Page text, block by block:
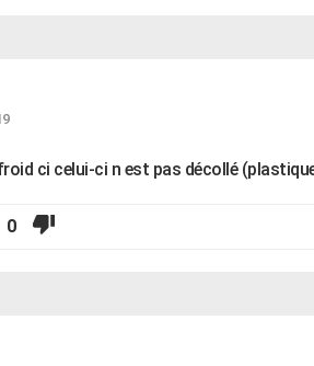
ci celui-ci n est pas décollé
0